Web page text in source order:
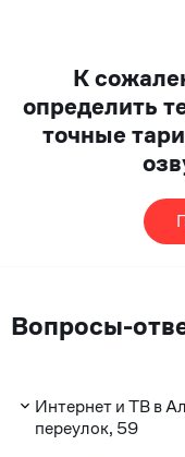
К
определить
точные
Вопросы-
Интернет и ТВ в
переулок, 59